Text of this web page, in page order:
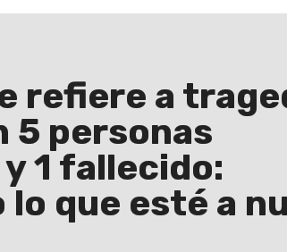
refiere a
5 personas
1 fallecido:
lo que esté a